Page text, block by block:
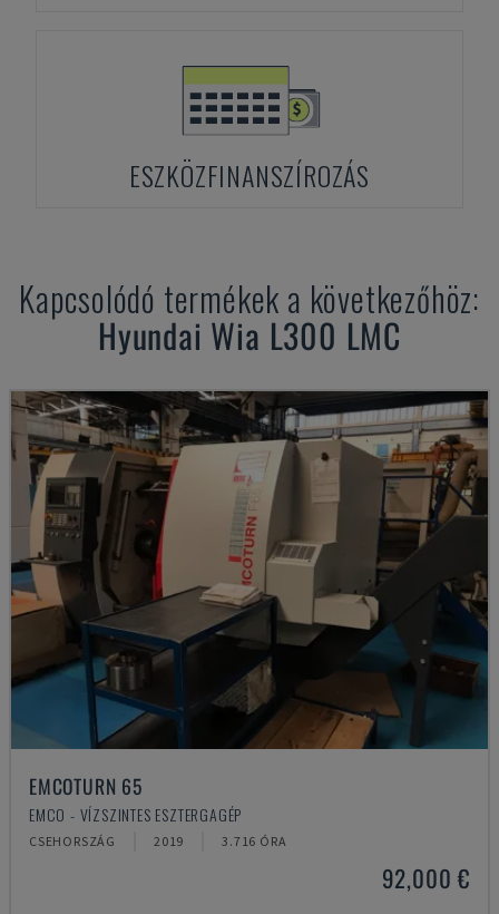
ESZKÖZFINANSZÍROZÁS
Kapcsolódó termékek a következőhöz:
Hyundai Wia L300 LMC
EMCOTURN 65
EMCO - VÍZSZINTES ESZTERGAGÉP
CSEHORSZÁG 2019 3.716 ÓRA
92,000 €